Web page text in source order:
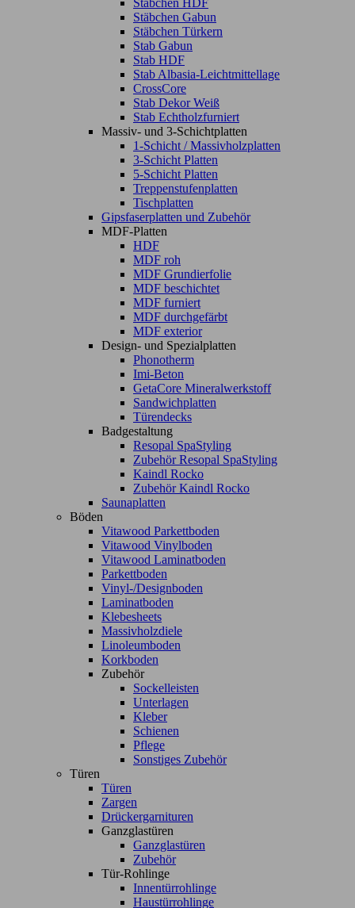
Stäbchen HDF
Stäbchen Gabun
Stäbchen Türkern
Stab Gabun
Stab HDF
Stab Albasia-Leichtmittellage
CrossCore
Stab Dekor Weiß
Stab Echtholzfurniert
Massiv- und 3-Schichtplatten
1-Schicht / Massivholzplatten
3-Schicht Platten
5-Schicht Platten
Treppenstufenplatten
Tischplatten
Gipsfaserplatten und Zubehör
MDF-Platten
HDF
MDF roh
MDF Grundierfolie
MDF beschichtet
MDF furniert
MDF durchgefärbt
MDF exterior
Design- und Spezialplatten
Phonotherm
Imi-Beton
GetaCore Mineralwerkstoff
Sandwichplatten
Türendecks
Badgestaltung
Resopal SpaStyling
Zubehör Resopal SpaStyling
Kaindl Rocko
Zubehör Kaindl Rocko
Saunaplatten
Böden
Vitawood Parkettboden
Vitawood Vinylboden
Vitawood Laminatboden
Parkettboden
Vinyl-/Designboden
Laminatboden
Klebesheets
Massivholzdiele
Linoleumboden
Korkboden
Zubehör
Sockelleisten
Unterlagen
Kleber
Schienen
Pflege
Sonstiges Zubehör
Türen
Türen
Zargen
Drückergarnituren
Ganzglastüren
Ganzglastüren
Zubehör
Tür-Rohlinge
Innentürrohlinge
Haustürrohlinge